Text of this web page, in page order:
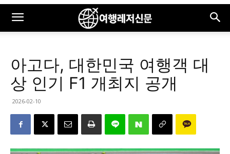
아고다, 대한민국 여행객 대
상 인기 F1 개최지 공개
2026-02-10